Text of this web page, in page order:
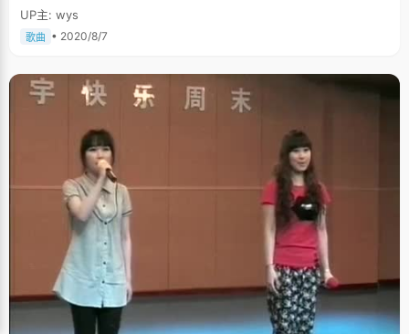
UP主: wys
歌曲 • 2020/8/7